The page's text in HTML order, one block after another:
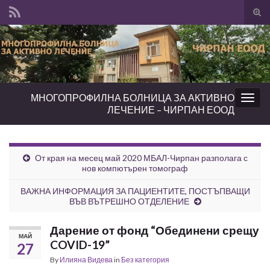
Search for:
МНОГОПРОФИЛНА БОЛНИЦА ЗА АКТИВНО
ЛЕЧЕНИЕ – ЧИРПАН ЕООД
От края на месец май 2020 МБАЛ-Чирпан разполага с
нов компютърен томограф
ВАЖНА ИНФОРМАЦИЯ ЗА ПАЦИЕНТИТЕ, ПОСТЪПВАЩИ
ВЪВ ВЪТРЕШНО ОТДЕЛЕНИЕ
МАЙ
27
Дарение от фонд “Обединени срещу
COVID-19”
By Илияна Видева in Без категория